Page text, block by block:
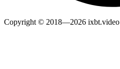
Copyright © 2018—2026 ixbt.video